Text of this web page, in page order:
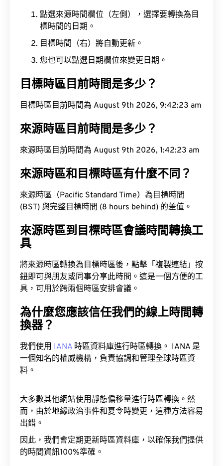
點選來源時間欄位（左側），選擇要轉換為目
標時間的日期。
目標時間（右）將自動更新。
您也可以點選日期欄位來變更日期。
目標時區目前時間是多少？
目標時區目前時間為 August 9th 2026, 9:42:24 am
來源時區目前時間是多少？
來源時區目前時間為 August 9th 2026, 1:42:24 am
來源時區和目標時區有什麼不同？
來源時區（Pacific Standard Time）為目標時間
(BST) 與完整目標時間 (8 hours behind) 的差值。
來源時區到目標時區會議時間轉換工
具
將來源時區轉換為目標時區後，點擊「複製連結」按
鈕即可與朋友或同事分享此時間。這是一個方便的工
具，可用於跨兩個時區安排會議。
為什麼您應該信任我們的線上時間轉
換器？
我們使用 IANA 時區資料庫進行時區轉換。 IANA 是
一個知名的權威機構，負責協調和管理全球時區資
料。
大多數其他網站使用靜態偏移量進行時區轉換。然
而，由於地緣政治事件和夏令時變更，這種方法容易
出錯。
因此，我們會定期更新時區資料庫，以確保我們提供
的時間資訊100%準確。